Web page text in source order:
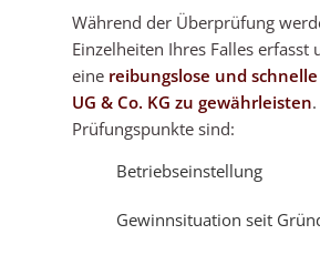
Während der Überprüfung
Einzelheiten Ihres Falles erfasst
eine reibungslose und
UG & Co. KG zu gewährleisten
Prüfungspunkte sind:
Betriebseinstellung
Gewinnsituation seit